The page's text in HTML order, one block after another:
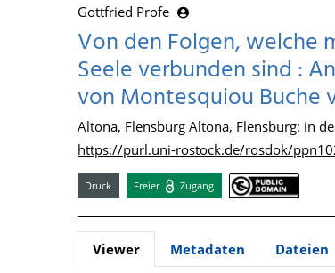
Gottfried Profe
Von den Folgen, welche
Seele verbunden sind :
von Montesquiou Buche
Altona, Flensburg Altona, Flensburg: in
https://purl.uni-rostock.de/rosdok/
Druck Freier Zugang
Viewer Metadaten Dateien